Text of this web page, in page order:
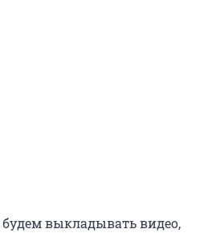
выкладывать видео,